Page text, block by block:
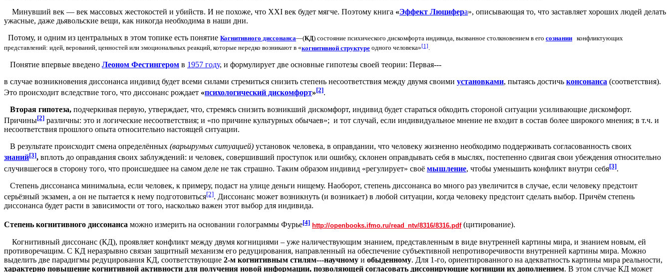
Минувший век — век массовых жестокостей и убийств. И не похоже, что XXI век будет мягче. Поэтому книга «Эффект Люцифера», описывающая то, что заставляет хороших людей делать
ужасные, даже дьявольские вещи, как никогда необходима в наши дни.
Потому, и одним из центральных в этом топике есть понятие Когнитивного диссонанса—(КД) состояние психического дискомфорта индивида, вызванное столкновением в его сознании конфликтующих
представлений: идей, верований, ценностей или эмоциональных реакций, которые нередко возникают в «когнитивной структуре одного человека»[1].
Понятие впервые введено Леоном Фестингером в 1957 году, и формулирует две основные гипотезы своей теории: Первая---
в случае возникновения диссонанса индивид будет всеми силами стремиться снизить степень несоответствия между двумя своими установками, пытаясь достичь консонанса (соответствия).
Это происходит вследствие того, что диссонанс рождает «психологический дискомфорт»[2].
Вторая гипотеза, подчеркивая первую, утверждает, что, стремясь снизить возникший дискомфорт, индивид будет стараться обходить стороной ситуации усиливающие дискомфорт.
Причины[2] различны: это и логические несоответствия; и «по причине культурных обычаев»; и тот случай, если индивидуальное мнение не входит в состав более широкого мнения; в т.ч. и
несоответствия прошлого опыта относительно настоящей ситуации.
В результате происходит смена определённых (варьирумых ситуацией) установок человека, в оправдании, что человеку жизненно необходимо поддерживать согласованность своих
знаний[3], вплоть до оправдания своих заблуждений: и человек, совершивший проступок или ошибку, склонен оправдывать себя в мыслях, постепенно сдвигая свои убеждения относительно
случившегося в сторону того, что происшедшее на самом деле не так страшно. Таким образом индивид «регулирует» своё мышление, чтобы уменьшить конфликт внутри себя[3].
Степень диссонанса минимальна, если человек, к примеру, подаст на улице деньги нищему. Наоборот, степень диссонанса во много раз увеличится в случае, если человеку предстоит
серьёзный экзамен, а он не пытается к нему подготовиться[2]. Диссонанс может возникнуть (и возникает) в любой ситуации, когда человеку предстоит сделать выбор. Причём степень
диссонанса будет расти в зависимости от того, насколько важен этот выбор для индивида.
Степень когнитивного диссонанса можно измерить на основании голограммы Фурье[4] http://openbooks.ifmo.ru/read_ntv/8316/8316.pdf(цитирование).
Когнитивный диссонанс (КД), проявляет конфликт между двумя когнициями – уже наличествующим знанием, представленным в виде внутренней картины мира, и знанием новым, ей
противоречащим. С КД неразрывно связан защитный механизм его редуцирования, направленный на обеспечение субъективной непротиворечивости внутренней картины мира. Можно
выделить две парадигмы редуцирования КД, соответствующие 2-м когнитивным стилям---научному и обыденному. Для 1-го, ориентированного на адекватность картины мира реальности,
характерно повышение когнитивной активности для получения новой информации, позволяющей согласовать диссонирующие когниции их дополнением. В этом случае КД может